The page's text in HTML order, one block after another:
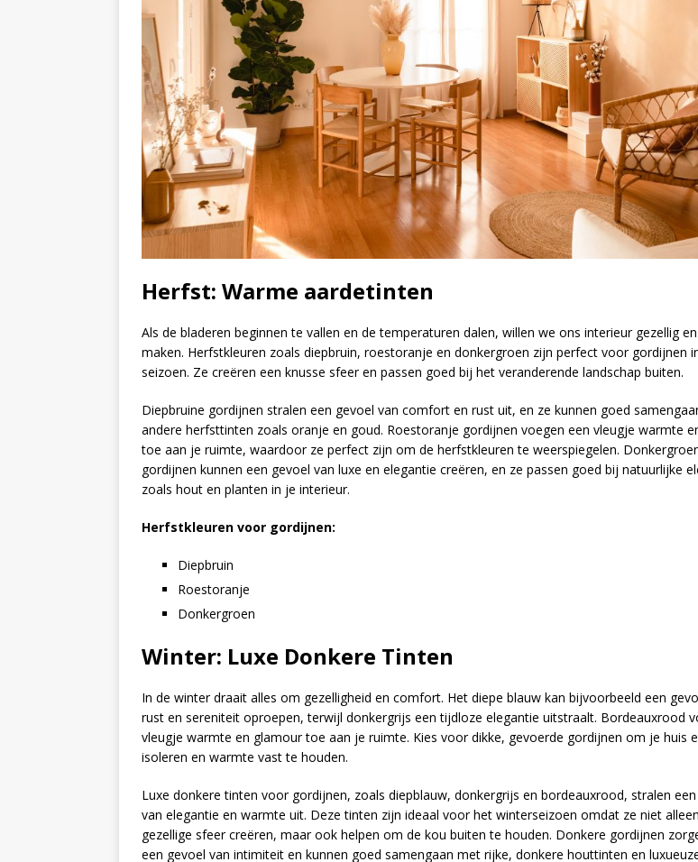
Herfst: Warme aardetinten
Als de bladeren beginnen te vallen en de temperaturen dalen, willen we ons interieur gezellig
maken. Herfstkleuren zoals diepbruin, roestoranje en donkergroen zijn perfect voor gordijnen
seizoen. Ze creëren een knusse sfeer en passen goed bij het veranderende landschap buiten.
Diepbruine gordijnen stralen een gevoel van comfort en rust uit, en ze kunnen goed
andere herfsttinten zoals oranje en goud. Roestoranje gordijnen voegen een vleugje warmte
toe aan je ruimte, waardoor ze perfect zijn om de herfstkleuren te weerspiegelen.
gordijnen kunnen een gevoel van luxe en elegantie creëren, en ze passen goed bij natuurlijke
zoals hout en planten in je interieur.
Herfstkleuren voor gordijnen:
Diepbruin
Roestoranje
Donkergroen
Winter: Luxe Donkere Tinten
In de winter draait alles om gezelligheid en comfort. Het diepe blauw kan bijvoorbeeld een
rust en sereniteit oproepen, terwijl donkergrijs een tijdloze elegantie uitstraalt. Bordeauxrood
vleugje warmte en glamour toe aan je ruimte. Kies voor dikke, gevoerde gordijnen om je huis
isoleren en warmte vast te houden.
Luxe donkere tinten voor gordijnen, zoals diepblauw, donkergrijs en bordeauxrood, stralen
van elegantie en warmte uit. Deze tinten zijn ideaal voor het winterseizoen omdat ze niet
gezellige sfeer creëren, maar ook helpen om de kou buiten te houden. Donkere gordijnen
een gevoel van intimiteit en kunnen goed samengaan met rijke, donkere houttinten en